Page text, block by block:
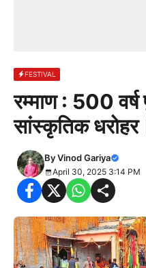
FESTIVAL
रम्माण : 500 वर्ष
सांस्कृतिक
ByVinod Gariya
April 30, 2025 3:14 PM